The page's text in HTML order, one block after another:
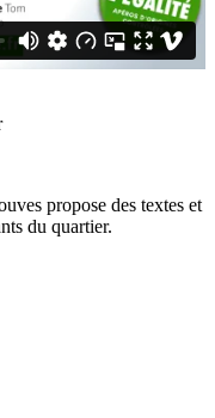
propose des textes et
du quartier.